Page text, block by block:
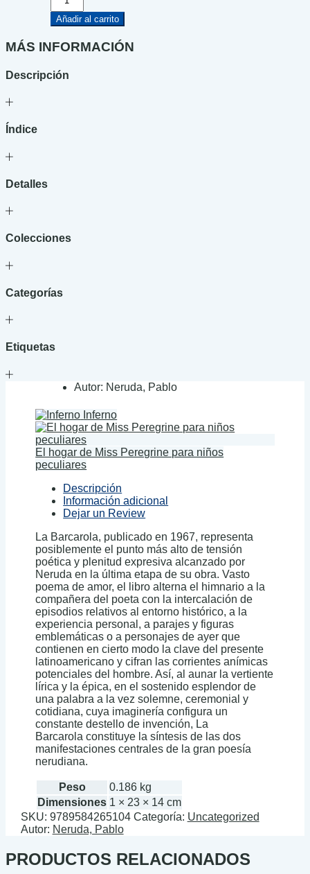
barcarola
cantidad
Añadir al carrito
MÁS INFORMACIÓN
Descripción
Índice
Detalles
Colecciones
Categorías
Etiquetas
Autor: Neruda, Pablo
Inferno
El hogar de Miss Peregrine para niños
peculiares
Descripción
Información adicional
Dejar un Review
La Barcarola, publicado en 1967, representa
posiblemente el punto más alto de tensión
poética y plenitud expresiva alcanzado por
Neruda en la última etapa de su obra. Vasto
poema de amor, el libro alterna el himnario a la
compañera del poeta con la intercalación de
episodios relativos al entorno histórico, a la
experiencia personal, a parajes y figuras
emblemáticas o a personajes de ayer que
contienen en cierto modo la clave del presente
latinoamericano y cifran las corrientes anímicas
potenciales del hombre. Así, al aunar la vertiente
lírica y la épica, en el sostenido esplendor de
una palabra a la vez solemne, ceremonial y
cotidiana, cuya imaginería configura un
constante destello de invención, La
Barcarola constituye la síntesis de las dos
manifestaciones centrales de la gran poesía
nerudiana.
Peso
0.186 kg
Dimensiones 1 × 23 × 14 cm
SKU: 9789584265104 Categoría: Uncategorized
Autor: Neruda, Pablo
PRODUCTOS RELACIONADOS